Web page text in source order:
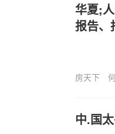
华夏;
报告、
房天下
中.国